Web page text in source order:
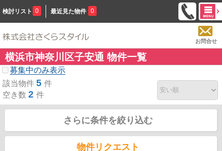
検討リスト 0 最近見た物件 0
お問合せ
横浜市神奈川区子安通 物件一覧
募集中のみ表示
該当物件 5 件
空き数 2 件
さらに条件を絞り込む
物件リクエスト